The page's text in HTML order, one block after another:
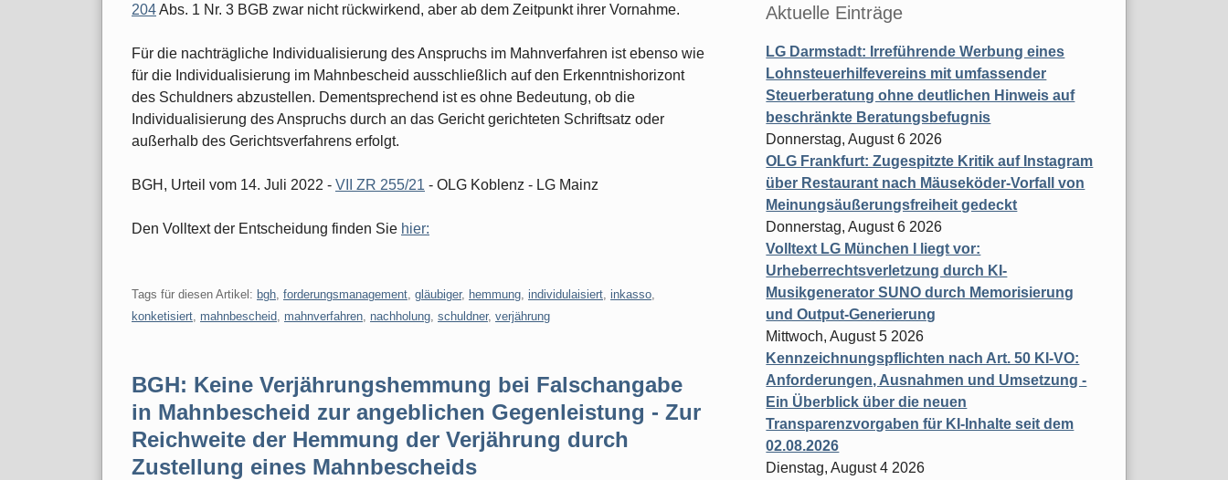
204Abs. 1 Nr. 3 BGB zwar nicht rückwirkend, aber ab dem Zeitpunkt ihrer Vornahme.
Für die nachträgliche Individualisierung des Anspruchs im Mahnverfahren ist ebenso wie
für die Individualisierung im Mahnbescheid ausschließlich auf den Erkenntnishorizont
des Schuldners abzustellen. Dementsprechend ist es ohne Bedeutung, ob die
Individualisierung des Anspruchs durch an das Gericht gerichteten Schriftsatz oder
außerhalb des Gerichtsverfahrens erfolgt.
BGH, Urteil vom 14. Juli 2022 - VII ZR 255/21 - OLG Koblenz - LG Mainz
Den Volltext der Entscheidung finden Sie hier:
Tags für diesen Artikel: bgh forderungsmanagement gläubiger, hemmung individulaisiert inkasso
konketisiert mahnbescheid mahnverfahren nachholung schuldner, verjährung
BGH: Keine Verjährungshemmung bei Falschangabe
in Mahnbescheid zur angeblichen Gegenleistung - Zur
Reichweite der Hemmung der Verjährung durch
Zustellung eines Mahnbescheids
Aktuelle Einträge
LG Darmstadt: Irreführende Werbung eines
Lohnsteuerhilfevereins mit umfassender
Steuerberatung ohne deutlichen Hinweis auf
beschränkte Beratungsbefugnis
Donnerstag, August 6 2026
OLG Frankfurt: Zugespitzte Kritik auf Instagram
über Restaurant nach Mäuseköder-Vorfall von
Meinungsäußerungsfreiheit gedeckt
Donnerstag, August 6 2026
Volltext LG München I liegt vor:
Urheberrechtsverletzung durch KI-
Musikgenerator SUNO durch Memorisierung
und Output-Generierung
Mittwoch, August 5 2026
Kennzeichnungspflichten nach Art. 50 KI-VO:
Anforderungen, Ausnahmen und Umsetzung -
Ein Überblick über die neuen
Transparenzvorgaben für KI-Inhalte seit dem
02.08.2026
Dienstag, August 4 2026